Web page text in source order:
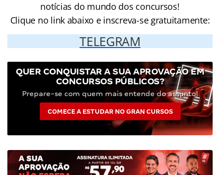
notícias do mundo dos concursos!
Clique no link abaixo e inscreva-se gratuitamente:
TELEGRAM
QUER CONQUISTAR A SUA APROVAÇÃO EM
CONCURSOS PÚBLICOS?
Prepare-se com quem mais entende do assunto!
COMECE A ESTUDAR NO GRAN CURSOS